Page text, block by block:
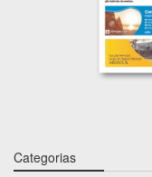
Categorias